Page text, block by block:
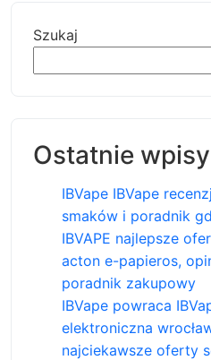
Szukaj
Ostatnie wpisy
IBVape IBVape
smaków i poradnik
IBVAPE najlepsze
acton e-papieros,
poradnik zakupowy
IBVape powraca
elektroniczna
najciekawsze oferty